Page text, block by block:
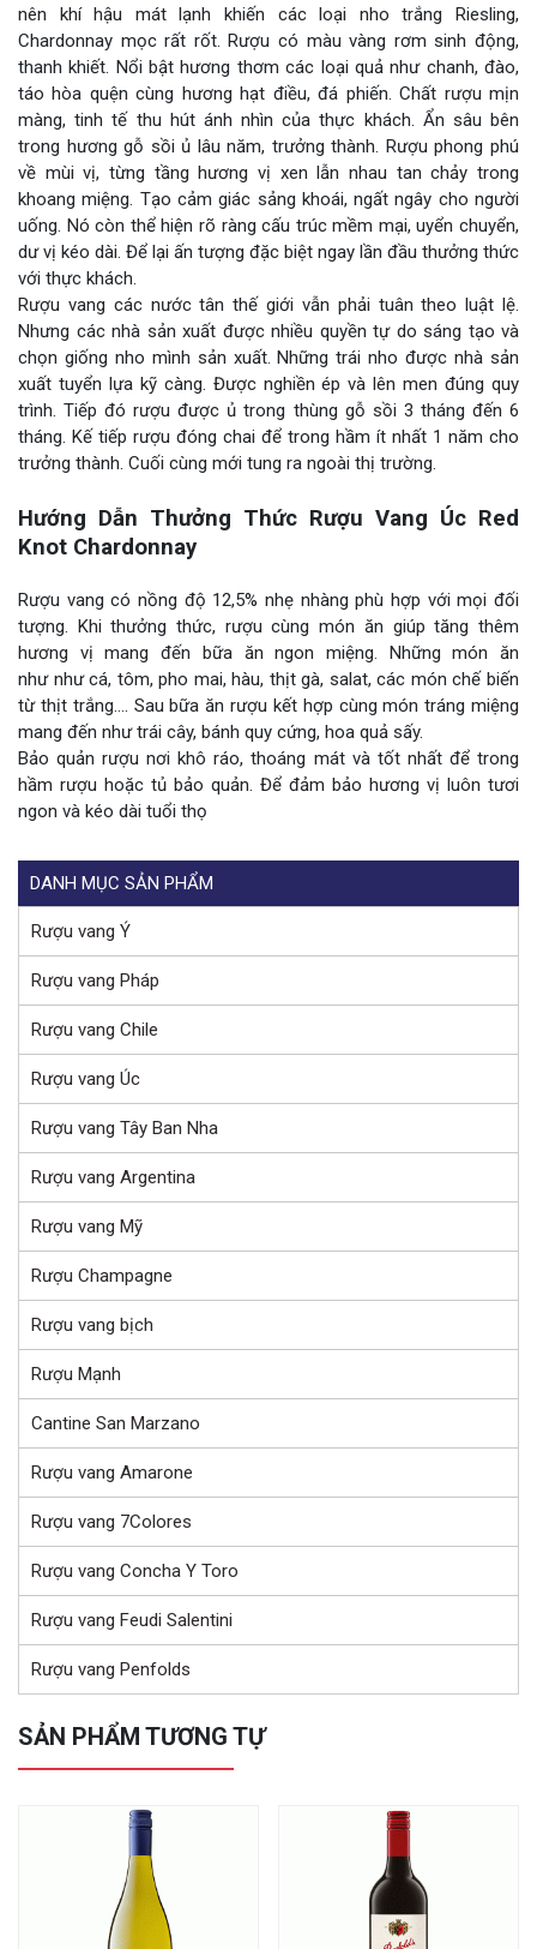
nên khí hậu mát lạnh khiến các loại nho trắng Riesling,
Chardonnay mọc rất rốt. Rượu có màu vàng rơm sinh động,
thanh khiết. Nổi bật hương thơm các loại quả như chanh, đào,
táo hòa quện cùng hương hạt điều, đá phiến. Chất rượu mịn
màng, tinh tế thu hút ánh nhìn của thực khách. Ẩn sâu bên
trong hương gỗ sồi ủ lâu năm, trưởng thành. Rượu phong phú
về mùi vị, từng tầng hương vị xen lẫn nhau tan chảy trong
khoang miệng. Tạo cảm giác sảng khoái, ngất ngây cho người
uống. Nó còn thể hiện rõ ràng cấu trúc mềm mại, uyển chuyển,
dư vị kéo dài. Để lại ấn tượng đặc biệt ngay lần đầu thưởng thức
với thực khách.
Rượu vang các nước tân thế giới vẫn phải tuân theo luật lệ.
Nhưng các nhà sản xuất được nhiều quyền tự do sáng tạo và
chọn giống nho mình sản xuất. Những trái nho được nhà sản
xuất tuyển lựa kỹ càng. Được nghiền ép và lên men đúng quy
trình. Tiếp đó rượu được ủ trong thùng gỗ sồi 3 tháng đến 6
tháng. Kế tiếp rượu đóng chai để trong hầm ít nhất 1 năm cho
trưởng thành. Cuối cùng mới tung ra ngoài thị trường.
Hướng Dẫn Thưởng Thức Rượu Vang Úc Red
Knot Chardonnay
Rượu vang có nồng độ 12,5% nhẹ nhàng phù hợp với mọi đối
tượng. Khi thưởng thức, rượu cùng món ăn giúp tăng thêm
hương vị mang đến bữa ăn ngon miệng. Những món ăn
như như cá, tôm, pho mai, hàu, thịt gà, salat, các món chế biến
từ thịt trắng…. Sau bữa ăn rượu kết hợp cùng món tráng miệng
mang đến như trái cây, bánh quy cứng, hoa quả sấy.
Bảo quản rượu nơi khô ráo, thoáng mát và tốt nhất để trong
hầm rượu hoặc tủ bảo quản. Để đảm bảo hương vị luôn tươi
ngon và kéo dài tuổi thọ
DANH MỤC SẢN PHẨM
Rượu vang Ý
Rượu vang Pháp
Rượu vang Chile
Rượu vang Úc
Rượu vang Tây Ban Nha
Rượu vang Argentina
Rượu vang Mỹ
Rượu Champagne
Rượu vang bịch
Rượu Mạnh
Cantine San Marzano
Rượu vang Amarone
Rượu vang 7Colores
Rượu vang Concha Y Toro
Rượu vang Feudi Salentini
Rượu vang Penfolds
SẢN PHẨM TƯƠNG TỰ